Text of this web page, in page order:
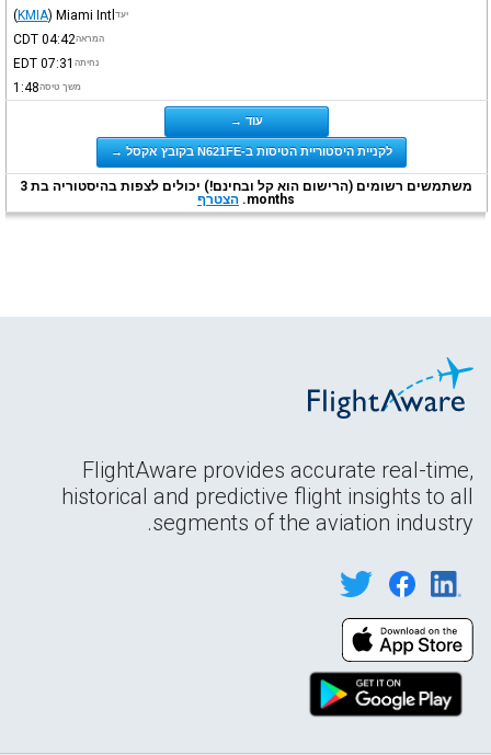
יעד Miami Intl
(KMIA)
המראה04:42
CDT
נחיתה 07:31
EDT
משך טיסה1:48
עוד →
לקניית היסטוריית הטיסות ב-N621FE בקובץ אקסל →
משתמשים רשומים (הרישום הוא קל ובחינם!) יכולים לצפות בהיסטוריה בת 3
months. הצטרף
FlightAware provides accurate real-time,
historical and predictive flight insights to all
segments of the aviation industry.